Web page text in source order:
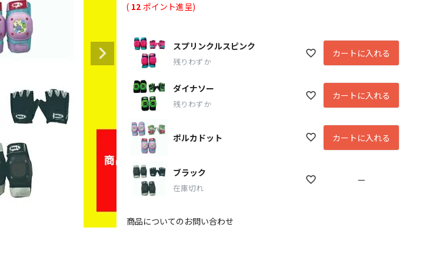
( 12 ポイント進呈)
スプリンクルスピンク
残りわずか
カートに入れる
ダイナソー
残りわずか
カートに入れる
ポルカドット カートに入れる
ブラック
在庫切れ
—
商品についてのお問い合わせ